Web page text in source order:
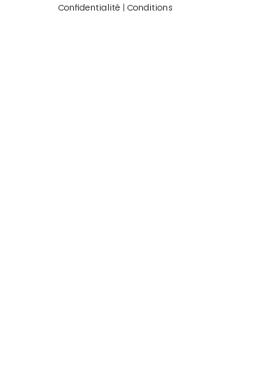
Confidentialité | Conditions